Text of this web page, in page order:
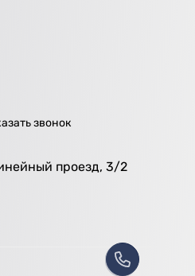
звонок
проезд, 3/2